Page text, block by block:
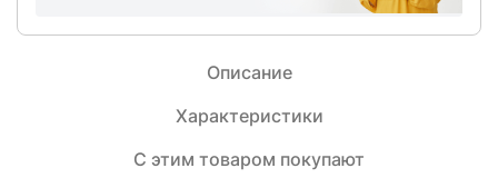
Описание
Характеристики
С этим товаром покупают